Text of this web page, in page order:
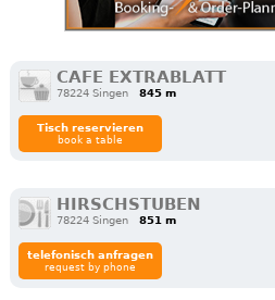
CAFE EXTRABLATT
78224 Singen 845 m
Tisch reservieren
book a table
HIRSCHSTUBEN
78224 Singen 851 m
telefonisch anfragen
request by phone